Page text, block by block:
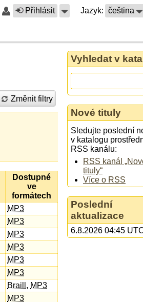
Přihlásit Jazyk: čeština
Změnit filtry
Dostupné
ve
formátech
MP3
MP3
MP3
MP3
MP3
MP3
Braill , MP3
MP3
Vyhledat v
Nové tituly
Sledujte poslední
v katalogu
RSS kanálu:
RSS kanál
tituly“
Více o RSS
Poslední
aktualizace
6.8.2026 04:45